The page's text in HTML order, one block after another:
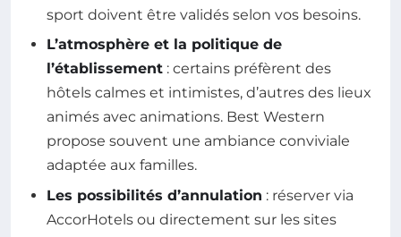
sport doivent être validés selon vos besoins.
L’atmosphère et la politique de
l’établissement : certains préfèrent des
hôtels calmes et intimistes, d’autres des lieux
animés avec animations. Best Western
propose souvent une ambiance conviviale
adaptée aux familles.
Les possibilités d’annulation : réserver via
AccorHotels ou directement sur les sites